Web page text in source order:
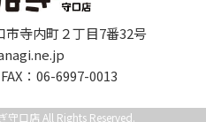
市寺内町２丁目7番32号
：06-6997-0013
口店 All Rights Reserved.